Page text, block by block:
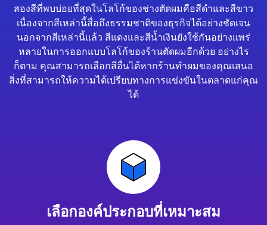
สองสีที่พบบ่อยที่สุดในโลโก้ของช่างตัดผมคือสีดำและสีขาว
เนื่องจากสีเหล่านี้สื่อถึงธรรมชาติของธุรกิจได้อย่างชัดเจน
นอกจากสีเหล่านี้แล้ว สีแดงและสีน้ำเงินยังใช้กันอย่างแพร่
หลายในการออกแบบโลโก้ของร้านตัดผมอีกด้วย อย่างไร
ก็ตาม คุณสามารถเลือกสีอื่นได้หากร้านทำผมของคุณเสนอ
สิ่งที่สามารถให้ความได้เปรียบทางการแข่งขันในตลาดแก่คุณ
ได้
เลือกองค์ประกอบที่เหมาะสม